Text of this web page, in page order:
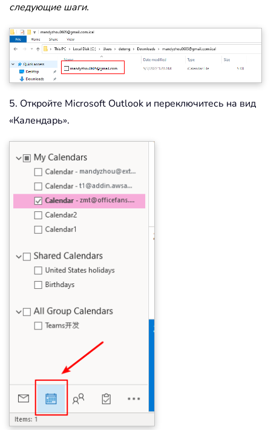
следующие шаги.
5. Откройте Microsoft Outlook и переключитесь на вид
«Календарь».